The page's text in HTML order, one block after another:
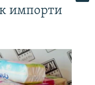
импорти